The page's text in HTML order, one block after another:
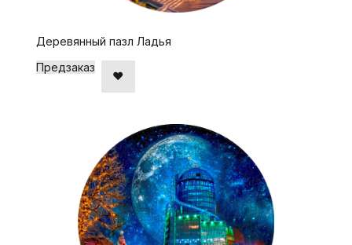
Деревянный пазл Ладья
Предзаказ